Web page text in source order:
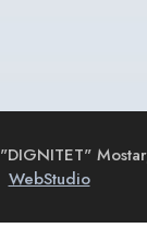
WebStudio